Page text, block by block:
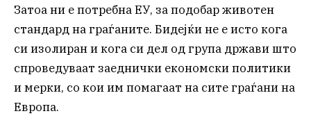
Затоа ни е потребна ЕУ, за подобар животен
стандард на граѓаните. Бидејќи не е исто кога
си изолиран и кога си дел од група држави што
спроведуваат заеднички економски политики
и мерки, со кои им помагаат на сите граѓани на
Европа.